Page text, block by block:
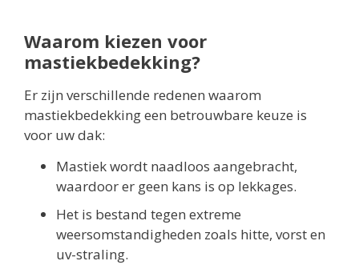
Waarom kiezen voor
mastiekbedekking?
Er zijn verschillende redenen waarom
mastiekbedekking een betrouwbare keuze is
voor uw dak:
Mastiek wordt naadloos aangebracht,
waardoor er geen kans is op lekkages.
Het is bestand tegen extreme
weersomstandigheden zoals hitte, vorst en
uv-straling.